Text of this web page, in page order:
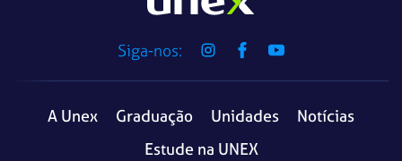
Siga-nos:
A Unex Graduação Unidades
Notícias
Estude na UNEX